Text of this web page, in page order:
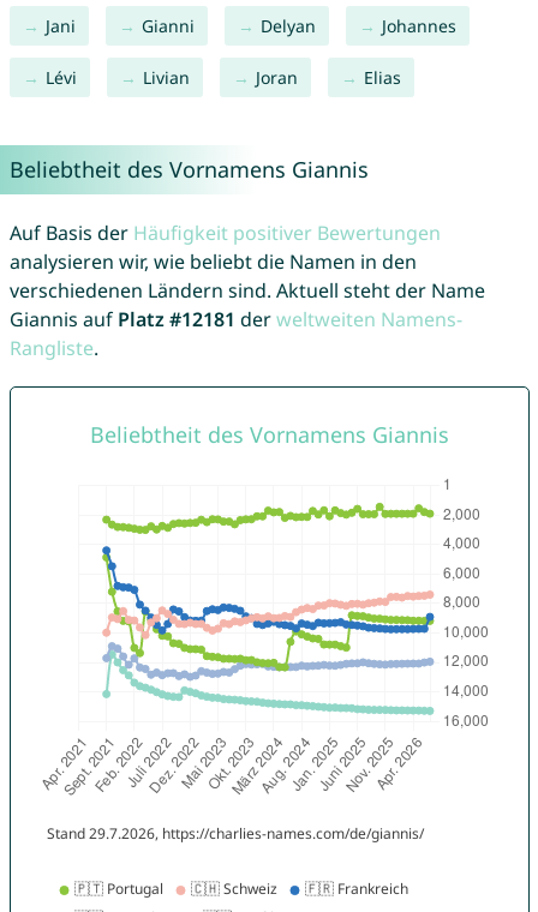
Jani Gianni Delyan Johannes
Lévi Livian Joran Elias
Beliebtheit des Vornamens Giannis
Auf Basis der Häufigkeit positiver Bewertungen
analysieren wir, wie beliebt die Namen in den
verschiedenen Ländern sind. Aktuell steht der Name
Giannis auf Platz #12181 derweltweiten Namens-
Rangliste.